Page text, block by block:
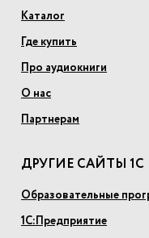
Каталог
Где купить
Про аудиокниги
О нас
Партнерам
ДРУГИЕ САЙТЫ 1С
Образовательные
1С:Предприятие